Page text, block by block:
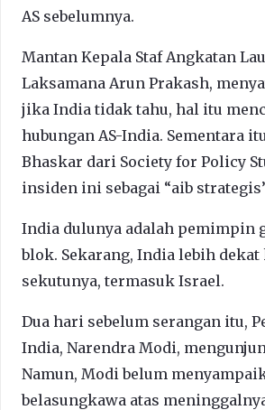
AS sebelumnya.
Mantan Kepala Staf Angkatan
Laksamana Arun Prakash,
jika India tidak tahu, hal itu
hubungan AS-India. Sementara
Bhaskar dari Society for Policy
insiden ini sebagai “aib
India dulunya adalah pemimpin
blok. Sekarang, India lebih dekat
sekutunya, termasuk Israel.
Dua hari sebelum serangan itu,
India, Narendra Modi,
Namun, Modi belum
belasungkawa atas